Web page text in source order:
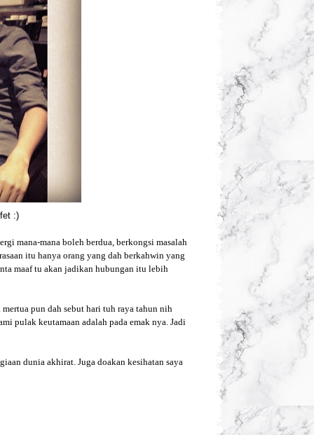
:)
mana-mana boleh berdua, berkongsi masalah
itu hanya orang yang dah berkahwin yang
maaf tu akan jadikan hubungan itu lebih
pun dah sebut hari tuh raya tahun nih
pulak keutamaan adalah pada emak nya. Jadi
dunia akhirat. Juga doakan kesihatan saya